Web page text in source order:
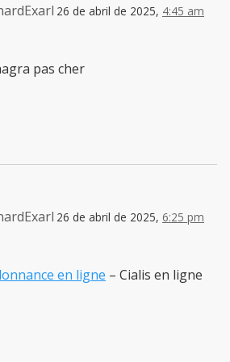
26 de abril de 2025, 4:45 am
pas cher
26 de abril de 2025, 6:25 pm
en ligne – Cialis en ligne